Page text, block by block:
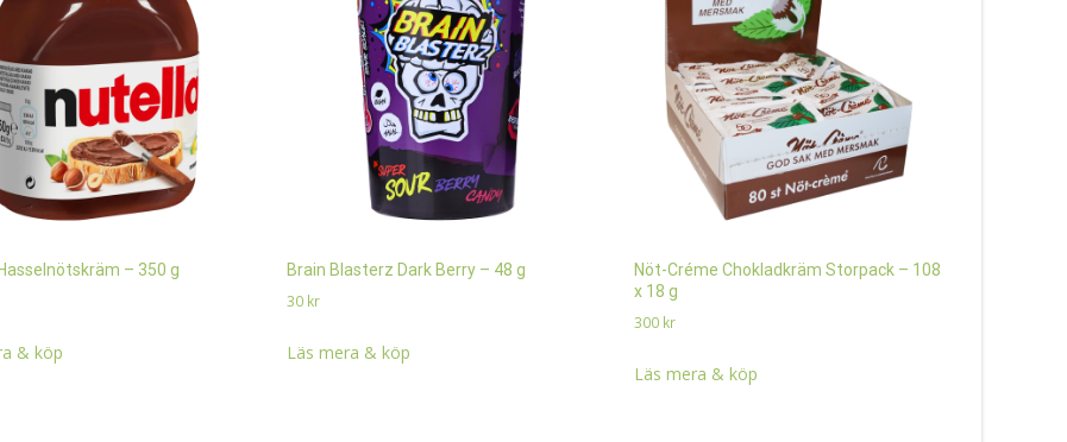
– 350 g
& köp
Brain Blasterz Dark Berry – 48 g
30 kr
Läs mera & köp
Nöt-Créme Chokladkräm Storpack – 108
x 18 g
300 kr
Läs mera & köp